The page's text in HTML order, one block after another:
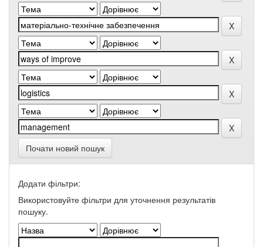
Почати новий пошук
Додати фільтри:
Використовуйте фільтри для уточнення результатів
пошуку.